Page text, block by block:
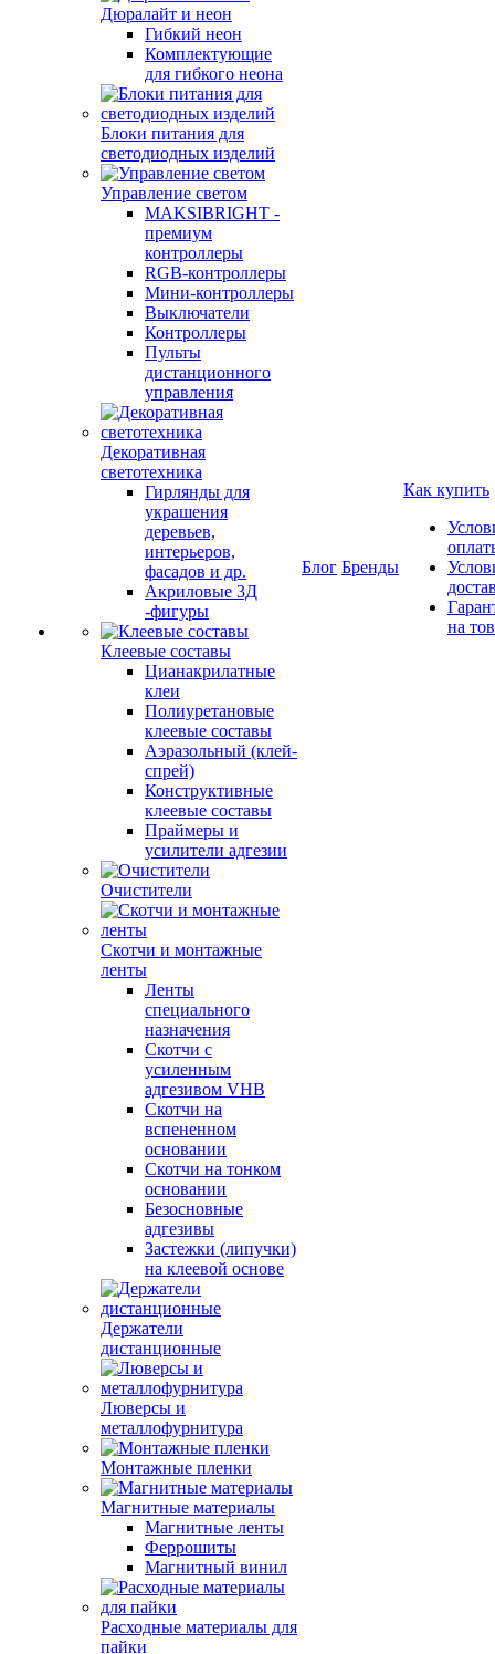
Дюралайт и неон
Гибкий неон
Комплектующие
для гибкого неона
Блоки питания для
светодиодных изделий
Управление светом
MAKSIBRIGHT -
премиум
контроллеры
RGB-контроллеры
Мини-контроллеры
Выключатели
Контроллеры
Пульты
дистанционного
управления
Декоративная
светотехника
Гирлянды для
украшения
деревьев,
интерьеров,
фасадов и др.
Акриловые 3Д
-фигуры
Клеевые составы
Цианакрилатные
клеи
Полиуретановые
клеевые составы
Аэразольный (клей-
спрей)
Конструктивные
клеевые составы
Праймеры и
усилители адгезии
Очистители
Скотчи и монтажные
ленты
Ленты
специального
назначения
Скотчи с
усиленным
адгезивом VHB
Скотчи на
вспененном
основании
Скотчи на тонком
основании
Безосновные
адгезивы
Застежки (липучки)
на клеевой основе
Держатели
дистанционные
Люверсы и
металлофурнитура
Монтажные пленки
Магнитные материалы
Магнитные ленты
Феррошиты
Магнитный винил
Расходные материалы для
пайки
Блог Бренды
Как купить
на